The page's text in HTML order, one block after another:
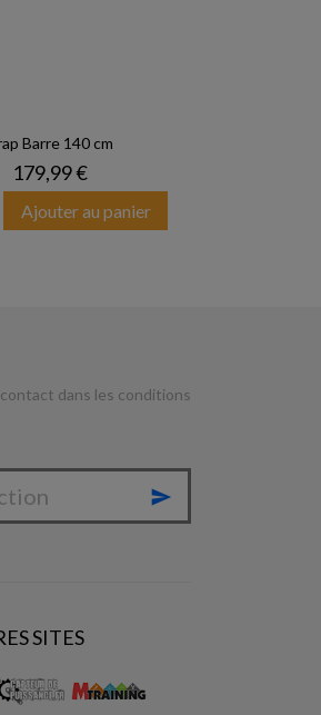
Barre 140 cm
Prix
179,99 €
Ajouter au panier
dans les conditions

SITES